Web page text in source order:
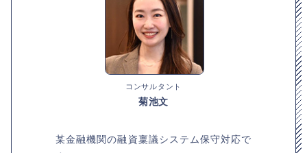
コンサルタント
菊池文
某金融機関の融資稟議システム保守対応で